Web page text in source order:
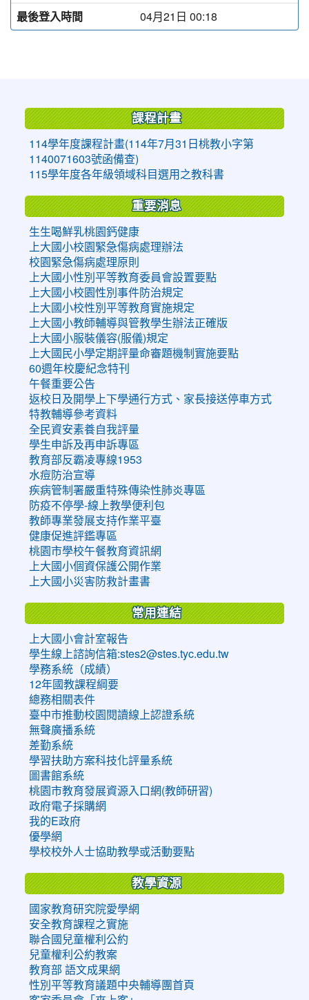
最後登入時間
04月21日 00:18
課程計畫
114學年度課程計畫(114年7月31日桃教小字第
1140071603號函備查)
115學年度各年級領域科目選用之教科書
重要消息
生生喝鮮乳桃園鈣健康
上大國小校園緊急傷病處理辦法
校園緊急傷病處理原則
上大國小性別平等教育委員會設置要點
上大國小校園性別事件防治規定
上大國小校性別平等教育實施規定
上大國小教師輔導與管教學生辦法正確版
上大國小服裝儀容(服儀)規定
上大國民小學定期評量命審題機制實施要點
60週年校慶紀念特刊
午餐重要公告
返校日及開學上下學通行方式、家長接送停車方式
特教輔導參考資料
全民資安素養自我評量
學生申訴及再申訴專區
教育部反霸凌專線1953
水痘防治宣導
疾病管制署嚴重特殊傳染性肺炎專區
防疫不停學-線上教學便利包
教師專業發展支持作業平臺
健康促進評鑑專區
桃園市學校午餐教育資訊網
上大國小個資保護公開作業
上大國小災害防救計畫書
常用連結
上大國小會計室報告
學生線上諮詢信箱:stes2@stes.tyc.edu.tw
學務系統（成績）
12年國教課程綱要
總務相關表件
臺中市推動校園閱讀線上認證系統
無聲廣播系統
差勤系統
學習扶助方案科技化評量系統
圖書館系統
桃園市教育發展資源入口網(教師研習)
政府電子採購網
我的E政府
優學網
學校校外人士協助教學或活動要點
教學資源
國家教育研究院愛學網
安全教育課程之實施
聯合國兒童權利公約
兒童權利公約教案
教育部 語文成果網
性別平等教育議題中央輔導團首頁